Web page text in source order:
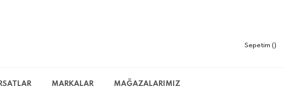
Sepetim
MARKALAR MAĞAZALARIMIZ